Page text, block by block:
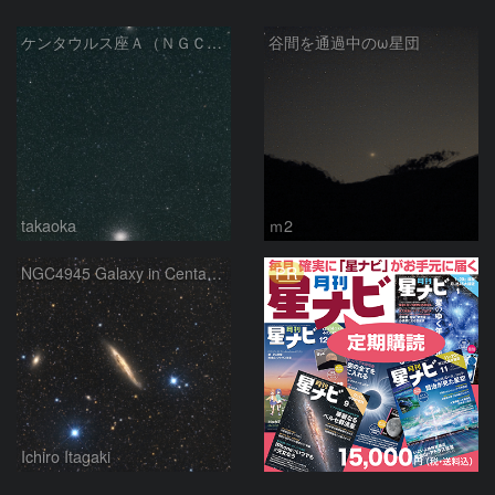
ケンタウルス座Ａ（ＮＧＣ５１２８）とオメガ星団
takaoka
谷間を通過中のω星団
ｍ2
NGC4945 Galaxy in Centaurus
Ichiro Itagaki
PR